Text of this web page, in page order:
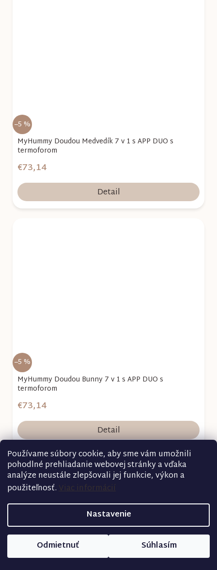
Používame súbory cookie, aby sme vám umožnili
pohodlné prehliadanie webovej stránky a vďaka
analýze neustále zlepšovali jej funkcie, výkon a
použiteľnosť.Viac informácií
Nastavenie
Odmietnuť Súhlasím
–5 %
MyHummy Doudou Medvedík 7 v 1 s APP DUO s
termoforom
€73,14
Detail
–5 %
MyHummy Doudou Bunny 7 v 1 s APP DUO s
termoforom
€73,14
Detail